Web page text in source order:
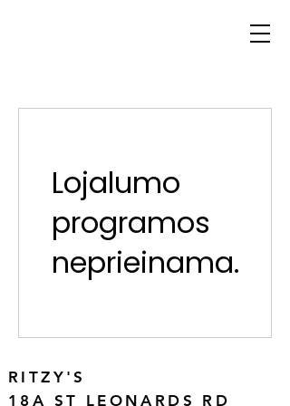
Lojalumo
programos
neprieinama.
RITZY'S
18A ST LEONARDS RD